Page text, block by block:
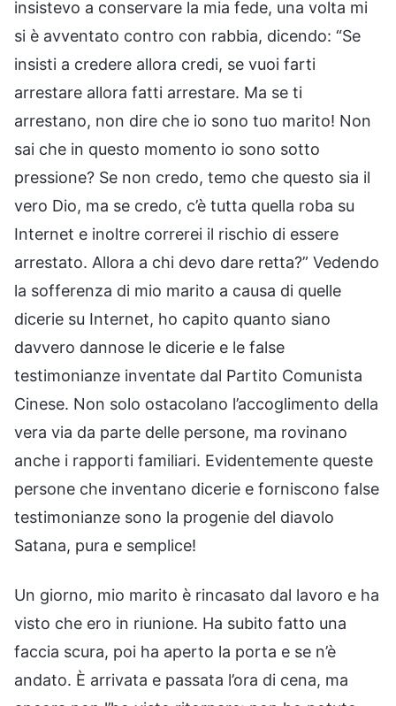
insistevo a conservare la mia fede, una volta mi
si è avventato contro con rabbia, dicendo: “Se
insisti a credere allora credi, se vuoi farti
arrestare allora fatti arrestare. Ma se ti
arrestano, non dire che io sono tuo marito! Non
sai che in questo momento io sono sotto
pressione? Se non credo, temo che questo sia il
vero Dio, ma se credo, c’è tutta quella roba su
Internet e inoltre correrei il rischio di essere
arrestato. Allora a chi devo dare retta?” Vedendo
la sofferenza di mio marito a causa di quelle
dicerie su Internet, ho capito quanto siano
davvero dannose le dicerie e le false
testimonianze inventate dal Partito Comunista
Cinese. Non solo ostacolano l’accoglimento della
vera via da parte delle persone, ma rovinano
anche i rapporti familiari. Evidentemente queste
persone che inventano dicerie e forniscono false
testimonianze sono la progenie del diavolo
Satana, pura e semplice!
Un giorno, mio marito è rincasato dal lavoro e ha
visto che ero in riunione. Ha subito fatto una
faccia scura, poi ha aperto la porta e se n’è
andato. È arrivata e passata l’ora di cena, ma